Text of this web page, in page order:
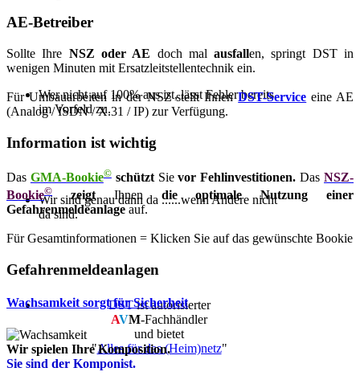
Wer nicht auf 100% aus ist, lässt Fehler bereits
im Vorfeld zu.
Wir sind genau dann da ......wenn Andere nicht
da sind.
DSTist autorisierter
AVM-Fachhändler
und bietet
"Alles für das (Heim)netz"
AE-Betreiber
Sollte Ihre NSZ oder AE doch malausfallen, springt DST in
wenigen Minuten mit Ersatzleitstellentechnik ein.
Für Umbauarbeiten in der NSZ stellt IhnenDST-Service eine AE
(Analog / ISDN / X.31 / IP) zur Verfügung.
Information ist wichtig
Das GMA-Bookie© schütztSievor Fehlinvestitionen.DasNSZ-
Bookie© zeigtIhnen die optimale Nutzung einer
Gefahrenmeldeanlage auf.
Für Gesamtinformationen = Klicken Sie auf das gewünschte Bookie
Gefahrenmeldeanlagen
Wachsamkeit sorgt für Sicherheit
Wir spielen Ihre Komposition.
Sie sind der Komponist.